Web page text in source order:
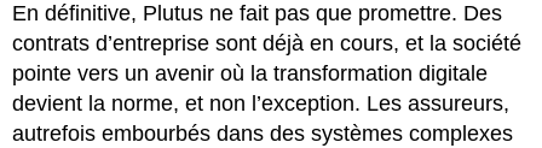
En définitive, Plutus ne fait pas que promettre. Des
contrats d’entreprise sont déjà en cours, et la société
pointe vers un avenir où la transformation digitale
devient la norme, et non l’exception. Les assureurs,
autrefois embourbés dans des systèmes complexes